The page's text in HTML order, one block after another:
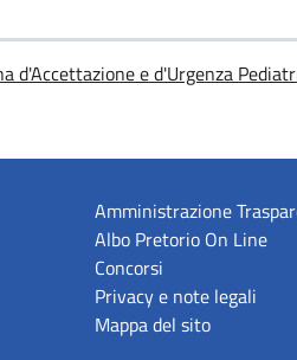
d'Accettazione e d'Urgenza
Amministrazione
Albo Pretorio On Line
Concorsi
Privacy e note legali
Mappa del sito